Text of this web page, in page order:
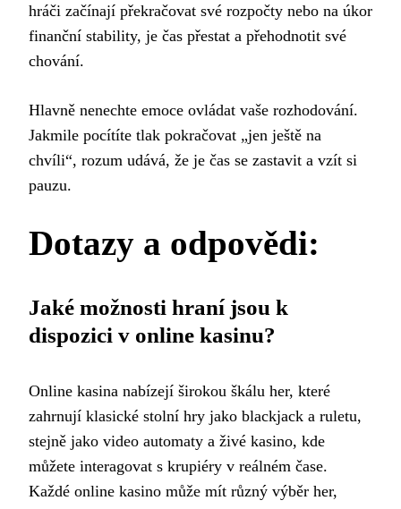
hráči začínají překračovat své rozpočty nebo na úkor
finanční stability, je čas přestat a přehodnotit své
chování.
Hlavně nenechte emoce ovládat vaše rozhodování.
Jakmile pocítíte tlak pokračovat „jen ještě na
chvíli“, rozum udává, že je čas se zastavit a vzít si
pauzu.
Dotazy a odpovědi:
Jaké možnosti hraní jsou k
dispozici v online kasinu?
Online kasina nabízejí širokou škálu her, které
zahrnují klasické stolní hry jako blackjack a ruletu,
stejně jako video automaty a živé kasino, kde
můžete interagovat s krupiéry v reálném čase.
Každé online kasino může mít různý výběr her,